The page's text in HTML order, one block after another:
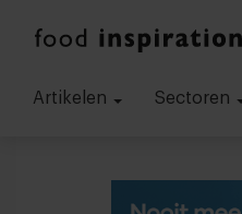
Artikelen Sectoren